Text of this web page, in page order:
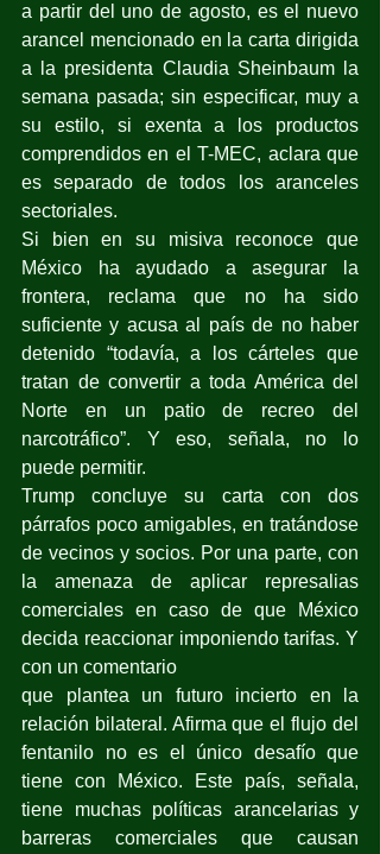
a partir del uno de agosto, es el nuevo
arancel mencionado en la carta dirigida
a la presidenta Claudia Sheinbaum la
semana pasada; sin especificar, muy a
su estilo, si exenta a los productos
comprendidos en el T-MEC, aclara que
es separado de todos los aranceles
sectoriales.
Si bien en su misiva reconoce que
México ha ayudado a asegurar la
frontera, reclama que no ha sido
suficiente y acusa al país de no haber
detenido “todavía, a los cárteles que
tratan de convertir a toda América del
Norte en un patio de recreo del
narcotráfico”. Y eso, señala, no lo
puede permitir.
Trump concluye su carta con dos
párrafos poco amigables, en tratándose
de vecinos y socios. Por una parte, con
la amenaza de aplicar represalias
comerciales en caso de que México
decida reaccionar imponiendo tarifas. Y
con un comentario
que plantea un futuro incierto en la
relación bilateral. Afirma que el flujo del
fentanilo no es el único desafío que
tiene con México. Este país, señala,
tiene muchas políticas arancelarias y
barreras comerciales que causan